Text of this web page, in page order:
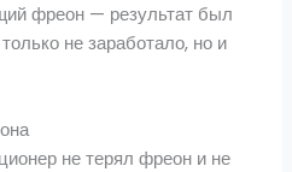
фреон — результат был
не заработало, но и
не терял фреон и не